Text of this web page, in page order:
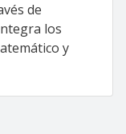
de
los
y